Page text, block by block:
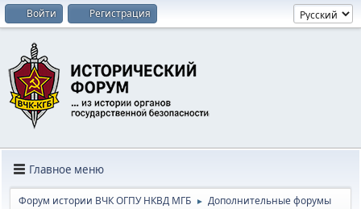
Войти Регистрация
Главное меню
Форум истории ВЧК ОГПУ НКВД МГБ ► Дополнительные форумы